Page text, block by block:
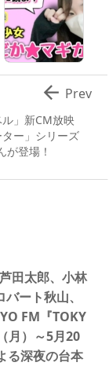
ル」新CM放映
ー」シリーズ
が登場！
 Prev
田太郎、小林
ート秋山、
FM『TOKY
月）～5月20
る深夜の台本